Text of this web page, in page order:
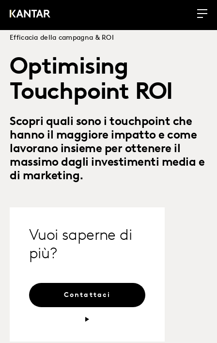
Efficacia della campagna & ROI
Optimising
Touchpoint ROI
Scopri quali sono i touchpoint che
hanno il maggiore impatto e come
lavorano insieme per ottenere il
massimo dagli investimenti media e
di marketing.
Vuoi saperne di
più?
Contattaci